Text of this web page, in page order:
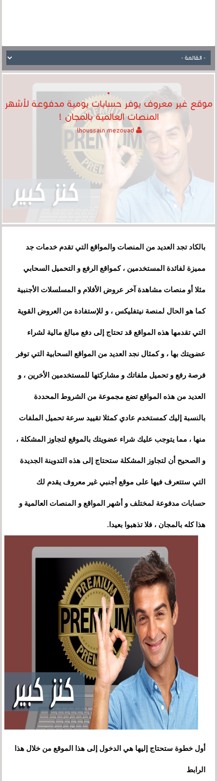
موقع غير معروف يوفر حسابات يومية مدفوعة لأشهر
المنصات العالمية بالمجان !
بالكاد تجد العديد من المنصات والمواقع التي تقدم خدمات جد
مميزة لفائدة المستخدمين ، كمواقع الرفع و التحميل السحابي
مثلا أو منصات مشاهدة آخر عروض الأفلام و المسلسلات الأجنبية
كما هو الحال لمنصة نيتفليكس ، و للإستفادة من العروض القوية
التي تقدمها هذه المواقع قد تحتاج إلى دفع مبالغ مالية لشراء
عضويتك بها ، و كمثال نجد العديد من المواقع السحابية التي توفر
فرصة رفع و تحميل ملفاتك و مشاركتها للمستخدمين الأخرين ، و
العديد من هذه المواقع تضع مجموعة من الشروط المحددة
بالنسبة إليك كمستخدم عادي كمثلا تقييد سرعة تحميل الملفات
منها،مما يتوجب عليك شراء عضويتك بالموقع لتجاوز المشكلة ،
و الصحيح أن لتجاوز المشكلة ستحتاج إلى هذه التدوينة الجديدة
التي ستتعرف فيها على موقع أجنبي غير معروف يقدم لك
حسابات مدفوعة لمختلف و أشهر المواقع و المنصات العالمية و
هذا كله بالمجان ، فلا تذهبوا بعيدا.
أول خطوة ستحتاج إليها هي الدخول إلى هذا الموقع من خلال هذا
الرابط